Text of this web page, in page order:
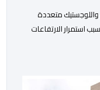
متعددة
استمرار الارتفاعات
يواجهون ضغوطا